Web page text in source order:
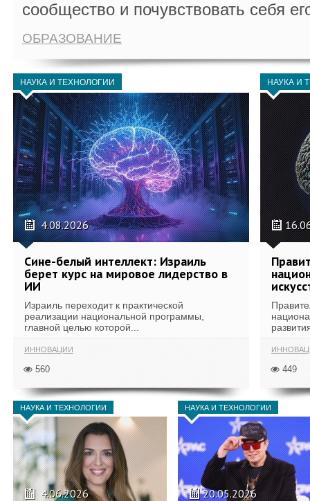
сообщество и почувствовать себя
ОБРАЗОВАНИЕ
НАУКА И ТЕХНОЛОГИИ
4.08.2026
Сине-белый интеллект: Израиль
берет курс на мировое лидерство в
ИИ
Израиль переходит к практической
реализации национальной программы,
главной целью которой...
ИННОВАЦИИ
560
НАУКА И
449
НАУКА И ТЕХНОЛОГИИ
4.06.2026
НАУКА И ТЕХНОЛОГИИ
20.05.2026